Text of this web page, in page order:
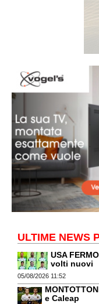
ULTIME NEWS
USA
volti nuovi
05/08/2026 11:52
e Caleap